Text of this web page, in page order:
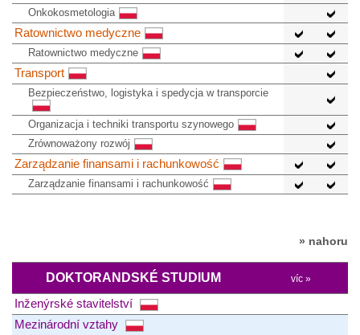
Onkokosmetologia
Ratownictwo medyczne
Ratownictwo medyczne
Transport
Bezpieczeństwo, logistyka i spedycja w transporcie
Organizacja i techniki transportu szynowego
Zrównoważony rozwój
Zarządzanie finansami i rachunkowość
Zarządzanie finansami i rachunkowość
» nahoru
DOKTORANDSKÉ STUDIUM víc »
Inženýrské stavitelství
Mezinárodní vztahy